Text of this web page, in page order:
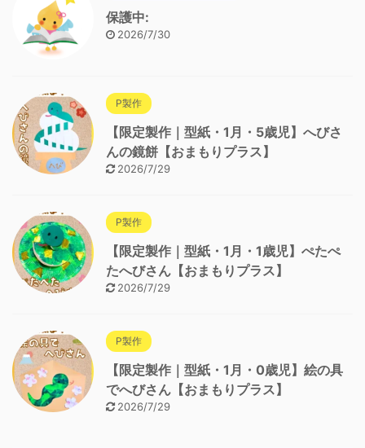
保護中:
2026/7/30
P製作
【限定製作｜型紙・1月・5歳児】へびさ
んの鏡餅【おまもりプラス】
2026/7/29
P製作
【限定製作｜型紙・1月・1歳児】ぺたぺ
たへびさん【おまもりプラス】
2026/7/29
P製作
【限定製作｜型紙・1月・0歳児】絵の具
でへびさん【おまもりプラス】
2026/7/29